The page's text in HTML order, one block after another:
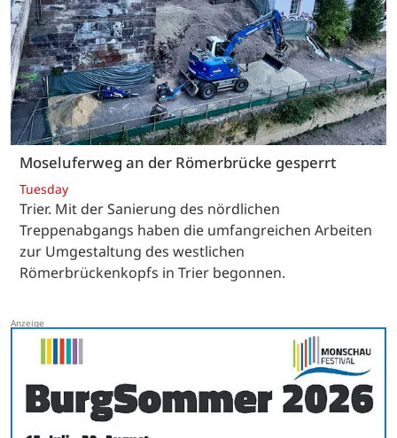
Moseluferweg an der Römerbrücke gesperrt
Tuesday
Trier. Mit der Sanierung des nördlichen
Treppenabgangs haben die umfangreichen Arbeiten
zur Umgestaltung des westlichen
Römerbrückenkopfs in Trier begonnen.